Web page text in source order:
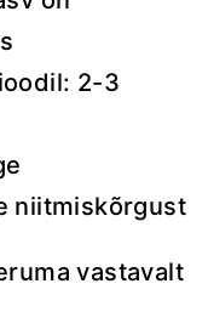
2-3
niitmiskõrgust
vastavalt